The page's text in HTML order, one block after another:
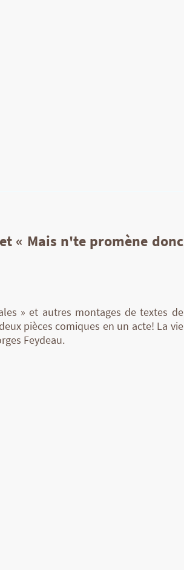
« Mais n'te promène donc
» et autres montages de textes de
pièces comiques en un acte! La vie
Feydeau.